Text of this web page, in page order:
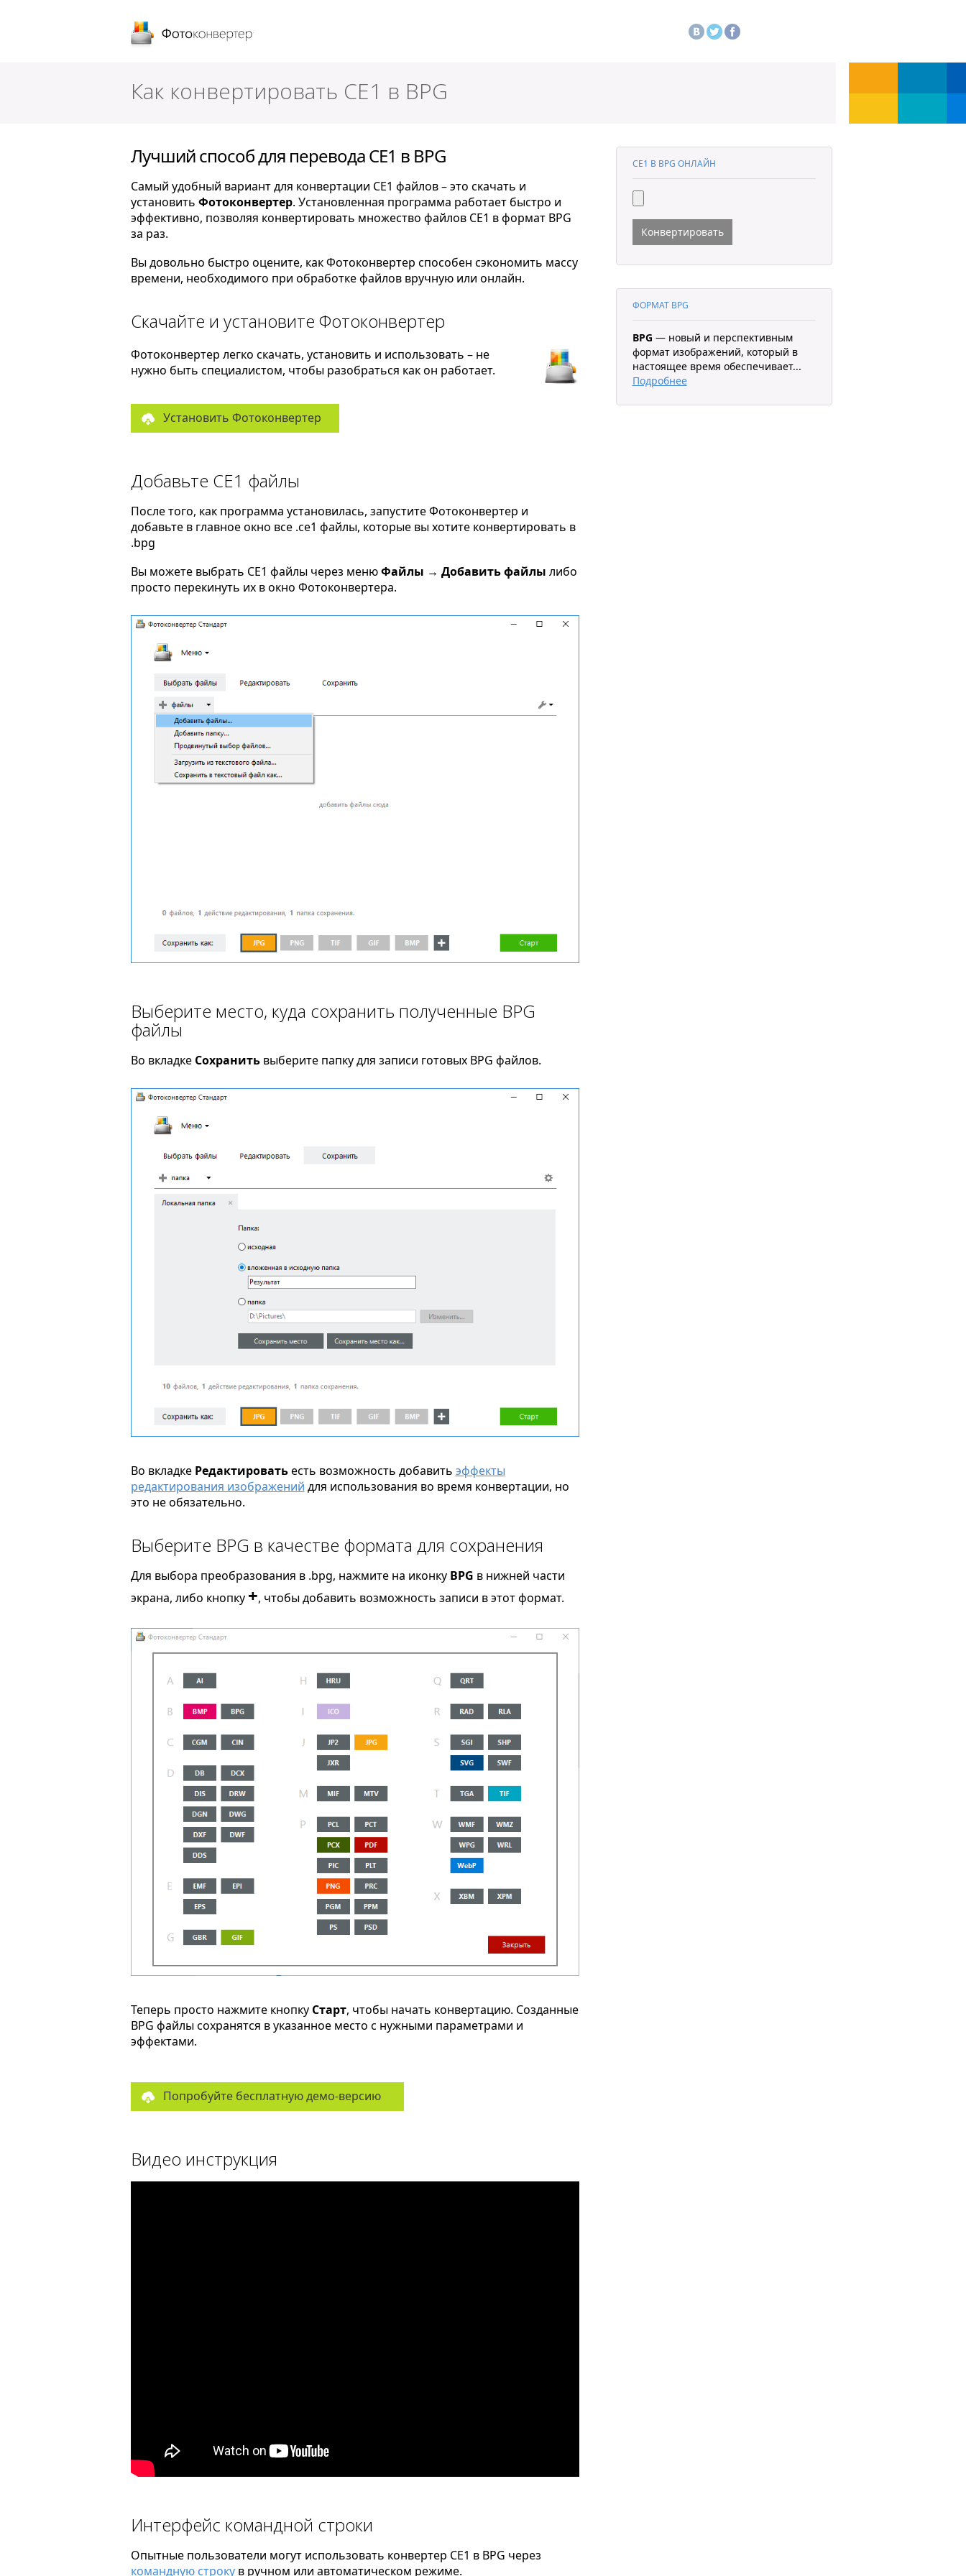
Как конвертировать CE1 в BPG
Лучший способ для перевода CE1 в BPG
Самый удобный вариант для конвертации CE1 файлов – это скачать и
установить Фотоконвертер. Установленная программа работает быстро и
эффективно, позволяя конвертировать множество файлов CE1 в формат BPG
за раз.
Вы довольно быстро оцените, как Фотоконвертер способен сэкономить массу
времени, необходимого при обработке файлов вручную или онлайн.
Скачайте и установите Фотоконвертер
Фотоконвертер легко скачать, установить и использовать – не
нужно быть специалистом, чтобы разобраться как он работает.
Установить Фотоконвертер
Добавьте CE1 файлы
После того, как программа установилась, запустите Фотоконвертер и
добавьте в главное окно все .ce1 файлы, которые вы хотите конвертировать в
.bpg
Вы можете выбрать CE1 файлы через менюФайлы → Добавить файлы либо
просто перекинуть их в окно Фотоконвертера.
Выберите место, куда сохранить полученные BPG
файлы
Во вкладке Сохранитьвыберите папку для записи готовых BPG файлов.
Во вкладке Редактироватьесть возможность добавить эффекты
редактирования изображений для использования во время конвертации, но
это не обязательно.
Выберите BPG в качестве формата для сохранения
Для выбора преобразования в .bpg, нажмите на иконку BPG в нижней части
экрана, либо кнопку +, чтобы добавить возможность записи в этот формат.
Теперь просто нажмите кнопку Старт, чтобы начать конвертацию. Созданные
BPG файлы сохранятся в указанное место с нужными параметрами и
эффектами.
Попробуйте бесплатную демо-версию
Видео инструкция
Интерфейс командной строки
Опытные пользователи могут использовать конвертер CE1 в BPG через
командную строкув ручном или автоматическом режиме.
CE1 В BPG ОНЛАЙН
Конвертировать
ФОРМАТ BPG
BPG — новый и перспективным
формат изображений, который в
настоящее время обеспечивает...
Подробнее